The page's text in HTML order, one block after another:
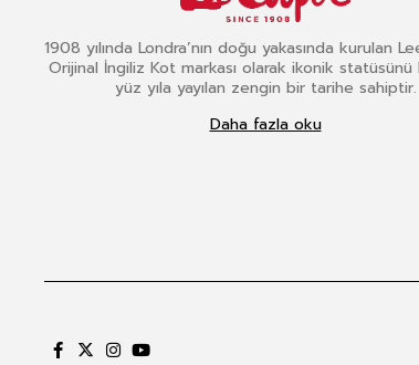
1908 yılında Londra’nın doğu yakasında kurulan
Orijinal İngiliz Kot markası olarak ikonik statüsünü
yüz yıla yayılan zengin bir tarihe sahiptir.
Daha fazla oku